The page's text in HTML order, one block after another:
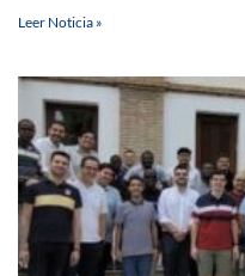
Leer Noticia »